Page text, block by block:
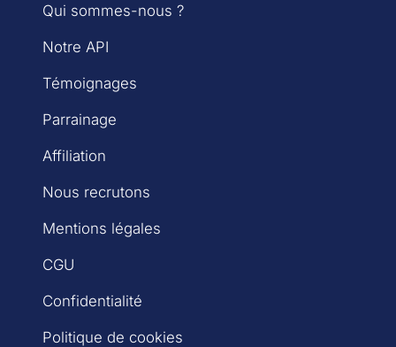
Qui sommes-nous ?
Notre API
Témoignages
Parrainage
Affiliation
Nous recrutons
Mentions légales
CGU
Confidentialité
Politique de cookies